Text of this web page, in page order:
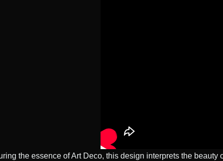
the essence of Art Deco, this design interprets the beauty